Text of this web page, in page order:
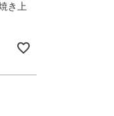
き上